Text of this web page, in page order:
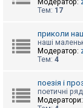
Модератор:
Тем: 17
приколи
наші
Модератор:
Тем: 4
поезія і
поетичні
Модератори: